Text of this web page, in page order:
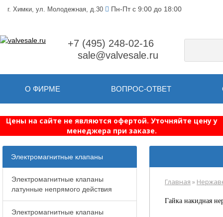
г. Химки, ул. Молодежная, д.30 Пн-Пт с 9:00 до 18:00
+7 (495) 248-02-16
sale@valvesale.ru
О ФИРМЕ ВОПРОС-ОТВЕТ
Цены на сайте не являются офертой. Уточняйте цену у
менеджера при заказе.
Главная »
Гайка накидная
Электромагнитные клапаны
Электромагнитные клапаны
латунные непрямого действия
Электромагнитные клапаны